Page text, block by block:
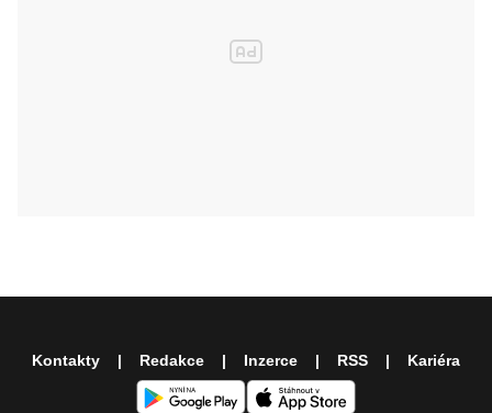
Kontakty Redakce Inzerce RSS Kariéra